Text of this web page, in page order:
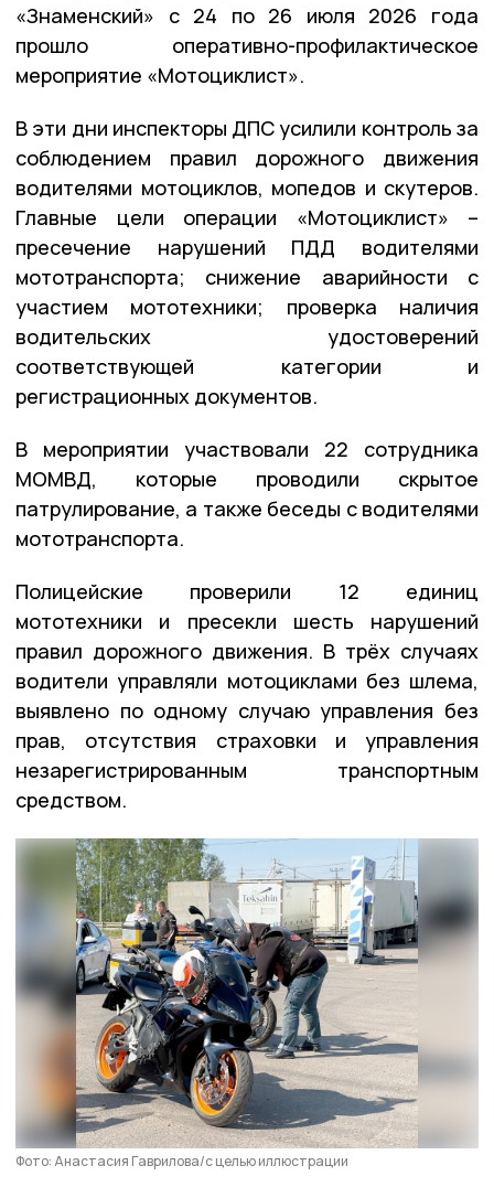
«Знаменский» с 24 по 26 июля 2026 года
прошло оперативно-профилактическое
мероприятие «Мотоциклист».
В эти дни инспекторы ДПС усилили контроль за
соблюдением правил дорожного движения
водителями мотоциклов, мопедов и скутеров.
Главные цели операции «Мотоциклист» –
пресечение нарушений ПДД водителями
мототранспорта; снижение аварийности с
участием мототехники; проверка наличия
водительских удостоверений
соответствующей категории и
регистрационных документов.
В мероприятии участвовали 22 сотрудника
МОМВД, которые проводили скрытое
патрулирование, а также беседы с водителями
мототранспорта.
Полицейские проверили 12 единиц
мототехники и пресекли шесть нарушений
правил дорожного движения. В трёх случаях
водители управляли мотоциклами без шлема,
выявлено по одному случаю управления без
прав, отсутствия страховки и управления
незарегистрированным транспортным
средством.
Фото: Анастасия Гаврилова/с целью иллюстрации